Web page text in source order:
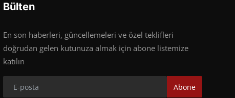
Bülten
En son haberleri, güncellemeleri ve özel teklifleri
doğrudan gelen kutunuza almak için abone listemize
katılın
Abone